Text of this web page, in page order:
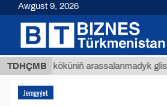
TDHÇMB
köküniň arassalanmadyk glisirrizin
Jemgyýet
Awgust 9, 2026